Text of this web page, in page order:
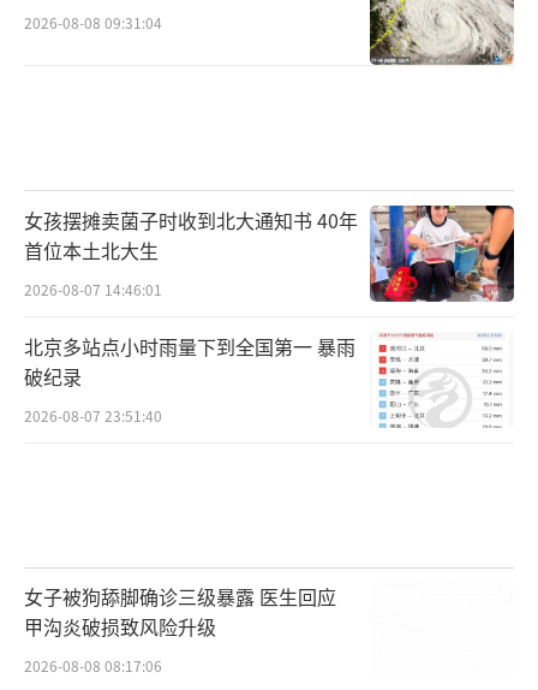
2026-08-08 09:31:04
女孩摆摊卖菌子时收到北大通知书 40年
首位本土北大生
2026-08-07 14:46:01
北京多站点小时雨量下到全国第一 暴雨
破纪录
2026-08-07 23:51:40
女子被狗舔脚确诊三级暴露 医生回应
甲沟炎破损致风险升级
2026-08-08 08:17:06